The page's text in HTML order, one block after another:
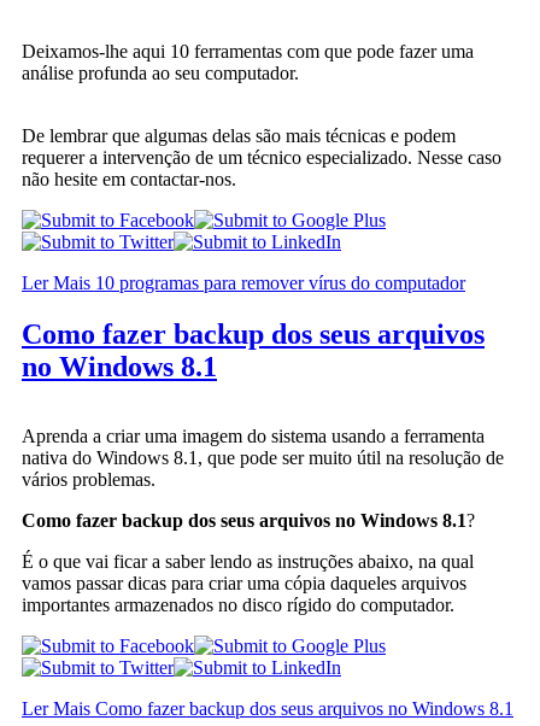
Deixamos-lhe aqui 10 ferramentas com que pode fazer uma
análise profunda ao seu computador.
De lembrar que algumas delas são mais técnicas e podem
requerer a intervenção de um técnico especializado. Nesse caso
não hesite em contactar-nos.
Ler Mais 10 programas para remover vírus do computador
Como fazer backup dos seus arquivos
no Windows 8.1
Aprenda a criar uma imagem do sistema usando a ferramenta
nativa do Windows 8.1, que pode ser muito útil na resolução de
vários problemas.
Como fazer backup dos seus arquivos no Windows 8.1?
É o que vai ficar a saber lendo as instruções abaixo, na qual
vamos passar dicas para criar uma cópia daqueles arquivos
importantes armazenados no disco rígido do computador.
Ler Mais Como fazer backup dos seus arquivos no Windows 8.1